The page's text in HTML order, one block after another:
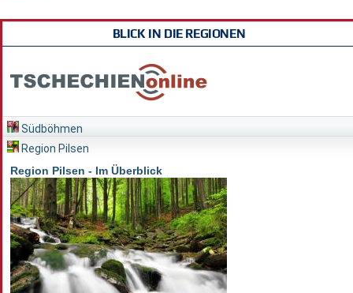
BLICK IN DIE REGIONEN
Südböhmen
Region Pilsen
Region Pilsen - Im Überblick